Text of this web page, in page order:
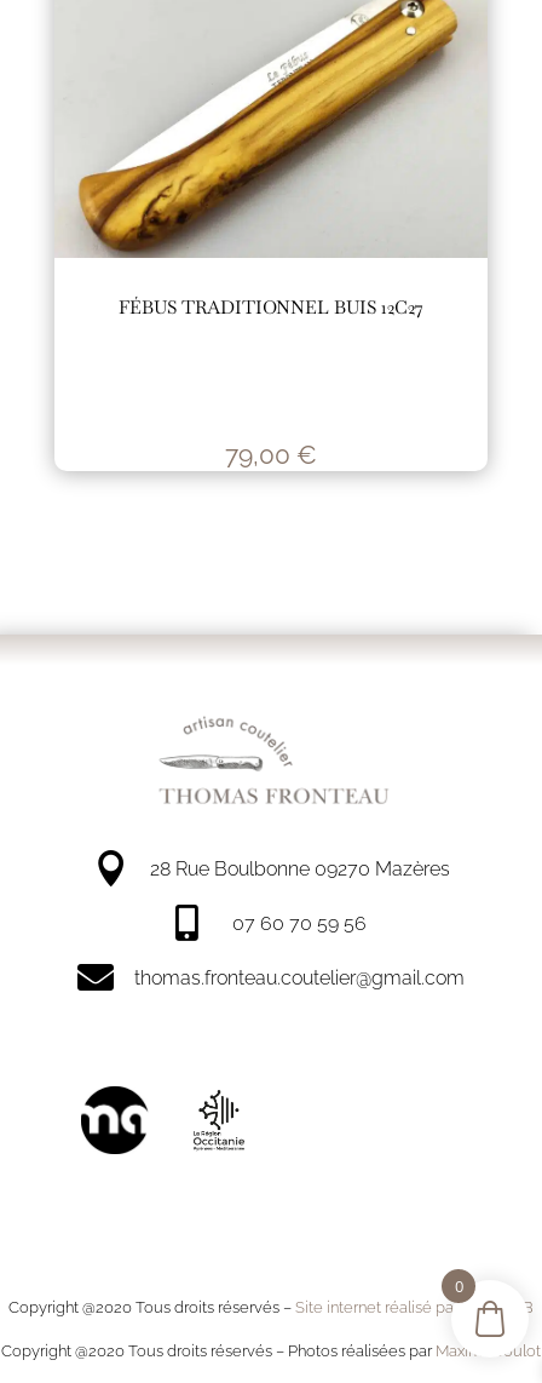
FÉBUS TRADITIONNEL BUIS 12C27
79,00 €
 28 Rue Boulbonne 09270 Mazères
 07 60 70 59 56
 thomas.fronteau.coutelier@gmail.com
Copyright @2020 Tous droits réservés – Site internet réalisé par MystWEB
Copyright @2020 Tous droits réservés – Photos réalisées par Maxime Joulot
0